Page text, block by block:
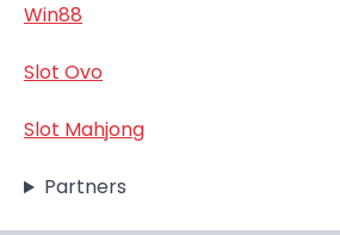
Win88
Slot Ovo
Slot Mahjong
Partners